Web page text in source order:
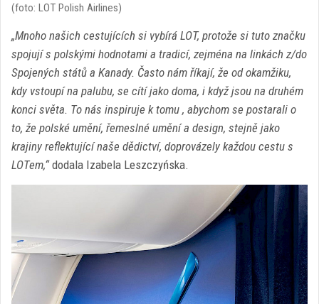
(foto: LOT Polish Airlines)
„Mnoho našich cestujících si vybírá LOT, protože si tuto značku
spojují s polskými hodnotami a tradicí, zejména na linkách z/do
Spojených států a Kanady. Často nám říkají, že od okamžiku,
kdy vstoupí na palubu, se cítí jako doma, i když jsou na druhém
konci světa. To nás inspiruje k tomu , abychom se postarali o
to, že polské umění, řemeslné umění a design, stejně jako
krajiny reflektující naše dědictví, doprovázely každou cestu s
LOTem,“dodala Izabela Leszczyńska.